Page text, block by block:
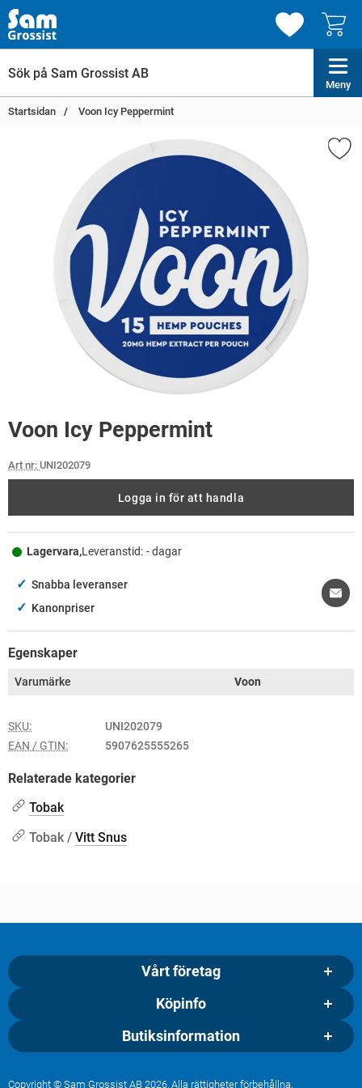
Meny
Startsidan Voon Icy Peppermint
Voon Icy Peppermint
Art nr: UNI202079
Logga in för att handla
Lagervara,Leveranstid: - dagar
✓ Snabba leveranser
✓ Kanonpriser
Egenskaper
Varumärke Voon
SKU:
UNI202079
EAN / GTIN:
5907625555265
Relaterade kategorier
Tobak
Tobak / Vitt Snus
Vårt företag
Köpinfo
Butiksinformation
Copyright © Sam Grossist AB 2026, Alla rättigheter förbehållna.